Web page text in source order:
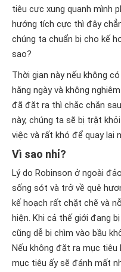
tiêu cực xung quanh mình
hướng tích cực thì đây
chúng ta chuẩn bị cho kế
sao?
Thời gian này nếu không
hằng ngày và không
đã đặt ra thì chắc chắn
này, chúng ta sẽ bị trật
việc và rất khó để quay lại
Vì sao nhỉ?
Lý do Robinson ở ngoài
sống sót và trở về quê
kế hoạch rất chặt chẽ và
hiện. Khi cả thế giới đang
cũng dễ bị chìm vào bầu
Nếu không đặt ra mục
mục tiêu ấy sẽ đánh mất